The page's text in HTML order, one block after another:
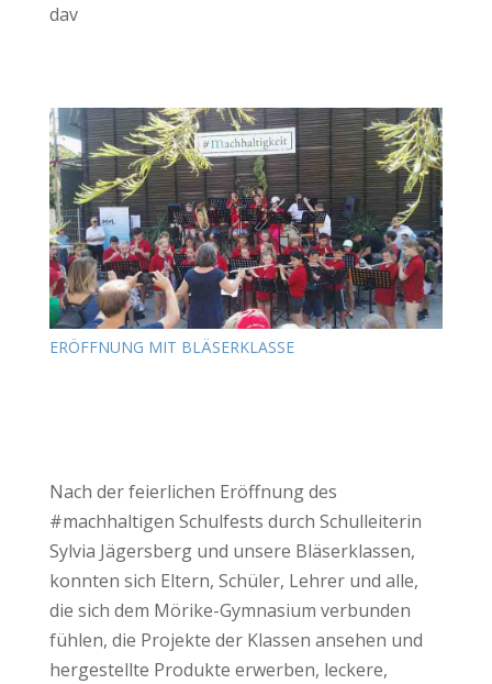
dav
ERÖFFNUNG MIT BLÄSERKLASSE
Nach der feierlichen Eröffnung des
#machhaltigen Schulfests durch Schulleiterin
Sylvia Jägersberg und unsere Bläserklassen,
konnten sich Eltern, Schüler, Lehrer und alle,
die sich dem Mörike-Gymnasium verbunden
fühlen, die Projekte der Klassen ansehen und
hergestellte Produkte erwerben, leckere,